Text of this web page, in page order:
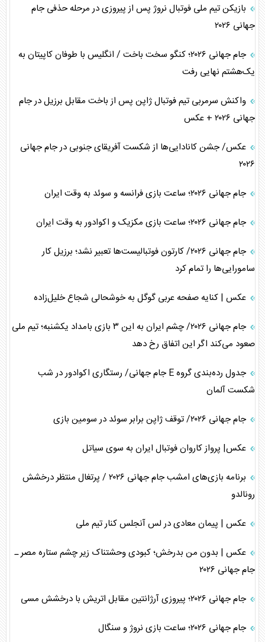
بازیکن تیم ملی فوتبال نروژ پس از پیروزی در مرحله حذفی جام
جهانی ۲۰۲۶
جام جهانی ۲۰۲۶؛ کنگو سخت باخت / انگلیس با طوفان کاپیتان به
یک‌هشتم نهایی رفت
واکنش سرمربی تیم فوتبال ژاپن پس از باخت مقابل برزیل در جام
جهانی ۲۰۲۶ + عکس
عکس/ جشن کانادایی‌ها از شکست آفریقای جنوبی در جام جهانی
۲۰۲۶
جام جهانی ۲۰۲۶؛ ساعت بازی فرانسه و سوئد به وقت ایران
جام جهانی ۲۰۲۶؛ ساعت بازی مکزیک و اکوادور به وقت ایران
جام جهانی ۲۰۲۶/ کارتون فوتبالیست‌ها تعبیر نشد؛ برزیل کار
سامورایی‌ها را تمام کرد
عکس | کنایه صفحه عربی گوگل به خوشحالی شجاع خلیل‌زاده
جام جهانی ۲۰۲۶/ چشم ایران به این ۳ بازی بامداد یکشنبه؛ تیم ملی
صعود می‌کند اگر این اتفاق رخ دهد
جدول رده‌بندی گروه E جام جهانی/ رستگاری اکوادور در شب
شکست آلمان
جام جهانی ۲۰۲۶/ توقف ژاپن برابر سوئد در سومین بازی
عکس| پرواز کاروان فوتبال ایران به سوی سیاتل
برنامه بازی‌های امشب جام جهانی ۲۰۲۶ / پرتغال منتظر درخشش
رونالدو
عکس | پیمان معادی در لس آنجلس کنار تیم ملی
عکس | بدون من بدرخش؛ کبودی وحشتناک زیر چشم ستاره مصر ـ
جام جهانی ۲۰۲۶
جام جهانی ۲۰۲۶؛ پیروزی آرژانتین مقابل اتریش با درخشش مسی
جام جهانی ۲۰۲۶؛ ساعت بازی نروژ و سنگال